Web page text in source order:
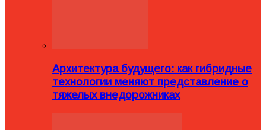
Архитектура будущего: как гибридные
технологии меняют представление о
тяжелых внедорожниках